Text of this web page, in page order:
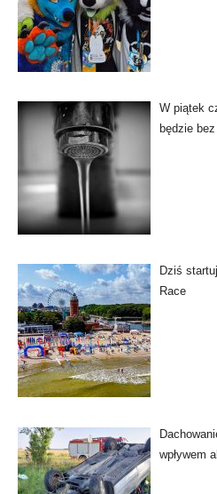
W piątek
będzie
Dziś
Race
wpływem